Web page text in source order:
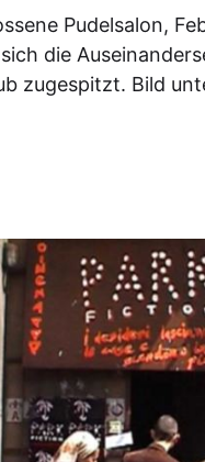
Pudelsalon,
die
zugespitzt. Bild